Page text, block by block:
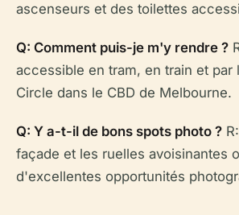
ascenseurs et des toilettes
Q: Comment puis-je m'y rendre ?
accessible en tram, en train et par
Circle dans le CBD de Melbourne.
Q: Y a-t-il de bons spots photo ?
façade et les ruelles avoisinantes
d'excellentes opportunités